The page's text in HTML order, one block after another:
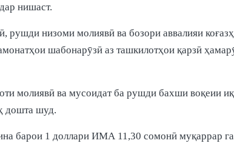
нишаст.
низоми молиявӣ ва бозори аввалияи
шабонарӯзӣ аз ташкилотҳои қарзӣ
молиявӣ ва мусоидат ба рушди бахши воқеии
дошта шуд.
барои 1 доллари ИМА 11,30 сомонӣ муқаррар